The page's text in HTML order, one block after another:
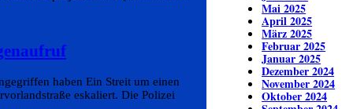
haben Ein Streit um einen
eskaliert. Die Polizei
Mai 2025
April 2025
März 2025
Februar 2025
Januar 2025
Dezember 2024
November 2024
Oktober 2024